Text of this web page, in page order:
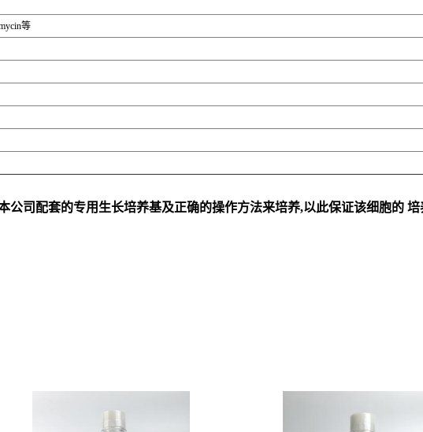
等
公司配套的专用生长培养基及正确的操作方法来培养,以此保证该细胞的